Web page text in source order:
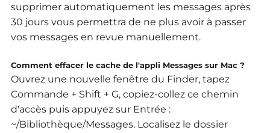
supprimer automatiquement les messages après
30 jours vous permettra de ne plus avoir à passer
vos messages en revue manuellement.
Comment effacer le cache de l'appli Messages sur Mac ?
Ouvrez une nouvelle fenêtre du Finder, tapez
Commande + Shift + G, copiez-collez ce chemin
d'accès puis appuyez sur Entrée :
~/Bibliothèque/Messages. Localisez le dossier